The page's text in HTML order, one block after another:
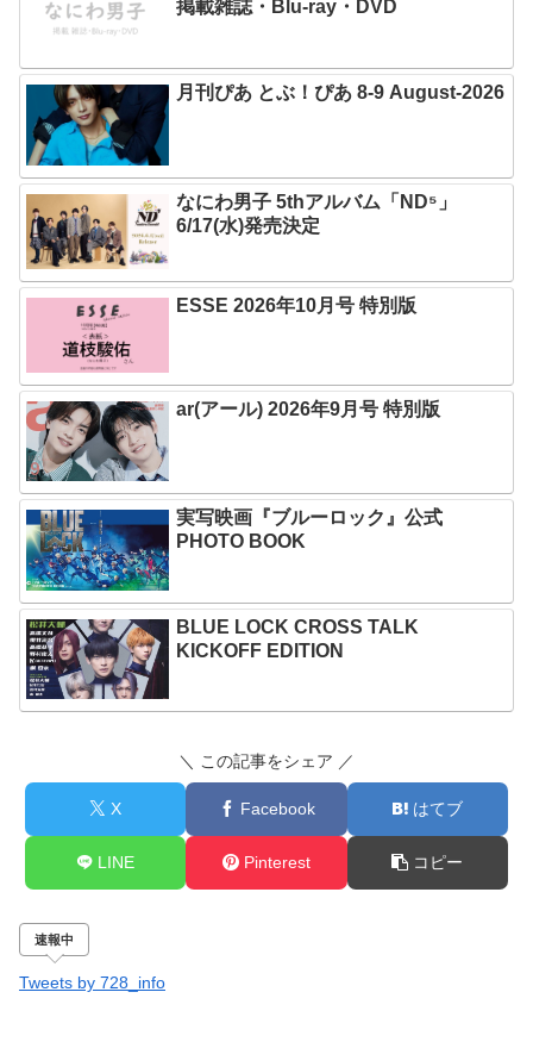
掲載雑誌・Blu-ray・DVD
月刊ぴあ とぶ！ぴあ 8-9 August-2026
なにわ男子 5thアルバム「ND⁵」
6/17(水)発売決定
ESSE 2026年10月号 特別版
ar(アール) 2026年9月号 特別版
実写映画『ブルーロック』公式
PHOTO BOOK
BLUE LOCK CROSS TALK
KICKOFF EDITION
＼ この記事をシェア ／
X Facebook はてブ
LINE Pinterest コピー
速報中
Tweets by 728_info